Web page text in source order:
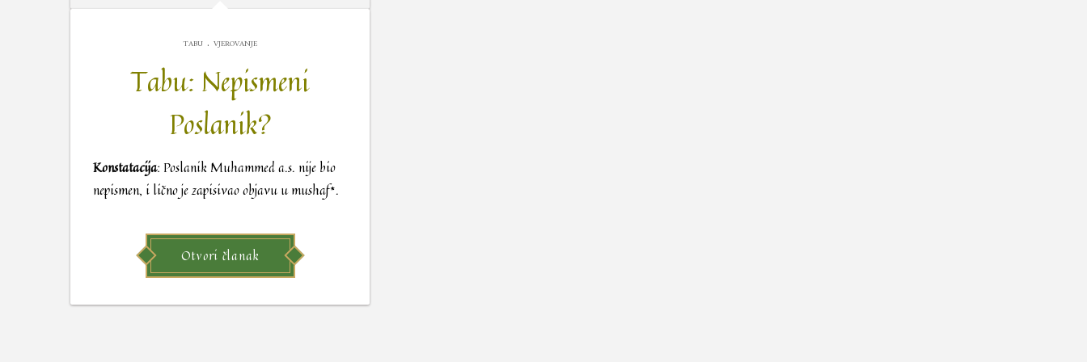
TABU . VJEROVANJE
Tabu: Nepismeni
Poslanik?
Konstatacija: Poslanik Muhammed a.s. nije bio
nepismen, i lično je zapisivao objavu u mushaf*.
Otvori članak